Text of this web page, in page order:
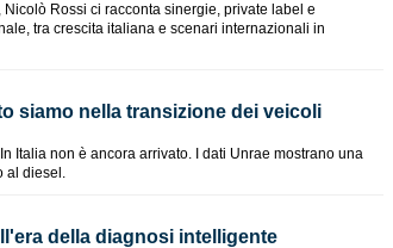
Rossi ci racconta sinergie, private label e
tra crescita italiana e scenari internazionali in
siamo nella transizione dei veicoli
Italia non è ancora arrivato. I dati Unrae mostrano una
al diesel.
della diagnosi intelligente